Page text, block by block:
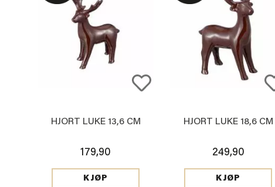
HJORT LUKE 13,6 CM
179,90
KJØP
HJORT LUKE 18,6 CM
249,90
KJØP